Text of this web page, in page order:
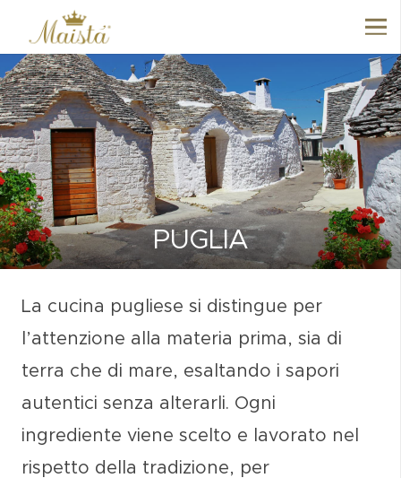
PUGLIA
La cucina pugliese si distingue per
l’attenzione alla materia prima , sia di
terra che di mare, esaltando i sapori
autentici senza alterarli. Ogni
ingrediente viene scelto e lavorato nel
rispetto della tradizione, per